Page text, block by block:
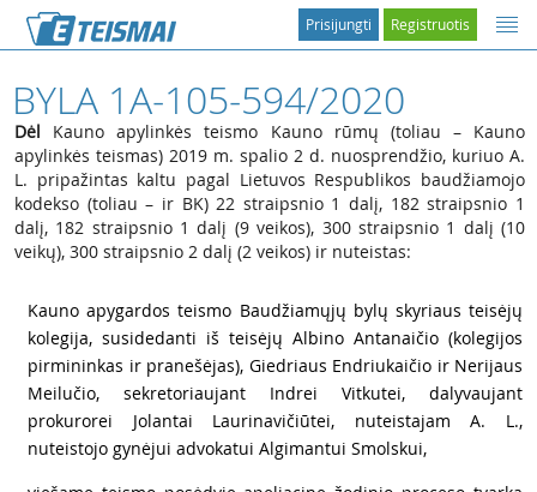
Registruotis
Prisijungti
BYLA 1A-105-594/2020
Dėl Kauno apylinkės teismo Kauno rūmų (toliau – Kauno
apylinkės teismas) 2019 m. spalio 2 d. nuosprendžio, kuriuo A.
L. pripažintas kaltu pagal Lietuvos Respublikos baudžiamojo
kodekso (toliau – ir BK) 22 straipsnio 1 dalį, 182 straipsnio 1
dalį, 182 straipsnio 1 dalį (9 veikos), 300 straipsnio 1 dalį (10
veikų), 300 straipsnio 2 dalį (2 veikos) ir nuteistas:
Kauno apygardos teismo Baudžiamųjų bylų skyriaus teisėjų
kolegija, susidedanti iš teisėjų Albino Antanaičio (kolegijos
pirmininkas ir pranešėjas), Giedriaus Endriukaičio ir Nerijaus
Meilučio, sekretoriaujant Indrei Vitkutei, dalyvaujant
prokurorei Jolantai Laurinavičiūtei, nuteistajam A. L.,
nuteistojo gynėjui advokatui Algimantui Smolskui,